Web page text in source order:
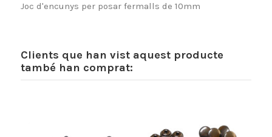
Joc d'encunys per posar fermalls de 10mm
Clients que han vist aquest producte
també han comprat: